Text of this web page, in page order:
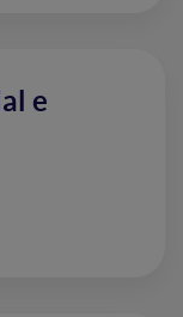
e